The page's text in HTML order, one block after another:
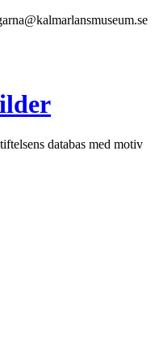
databas med motiv